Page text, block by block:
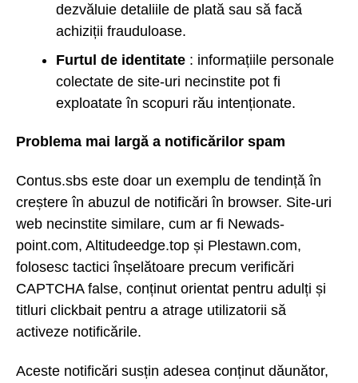
dezvăluie detaliile de plată sau să facă
achiziții frauduloase.
Furtul de identitate : informațiile personale
colectate de site-uri necinstite pot fi
exploatate în scopuri rău intenționate.
Problema mai largă a notificărilor spam
Contus.sbs este doar un exemplu de tendință în
creștere în abuzul de notificări în browser. Site-uri
web necinstite similare, cum ar fi Newads-
point.com, Altitudeedge.top și Plestawn.com,
folosesc tactici înșelătoare precum verificări
CAPTCHA false, conținut orientat pentru adulți și
titluri clickbait pentru a atrage utilizatorii să
activeze notificările.
Aceste notificări susțin adesea conținut dăunător,